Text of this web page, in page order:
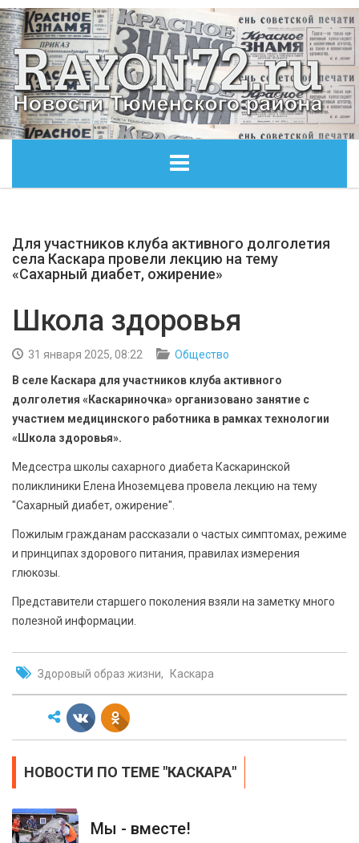
ОБЩЕСТВО
КУЛЬТУРА
АРХИВ PDF
Для участников клуба активного долголетия
села Каскара провели лекцию на тему
«Сахарный диабет, ожирение»
Школа здоровья
31 января 2025, 08:22
Общество
В селе Каскара для участников клуба активного
долголетия «Каскариночка» организовано занятие с
участием медицинского работника в рамках технологии
«Школа здоровья».
Медсестра школы сахарного диабета Каскаринской
поликлиники Елена Иноземцева провела лекцию на тему
"Сахарный диабет, ожирение".
Пожилым гражданам рассказали о частых симптомах, режиме
и принципах здорового питания, правилах измерения
глюкозы.
Представители старшего поколения взяли на заметку много
полезной информации.
Здоровый образ жизни Каскара
НОВОСТИ ПО ТЕМЕ "КАСКАРА"
Мы - вместе!